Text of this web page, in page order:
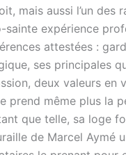
mais aussi l’un des
expérience
attestées :
ses principales
deux valeurs en
prend même plus la
que telle, sa loge
de Marcel Aymé